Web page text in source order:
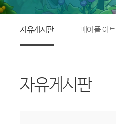
자유게시판 메이플 아트
자유게시판